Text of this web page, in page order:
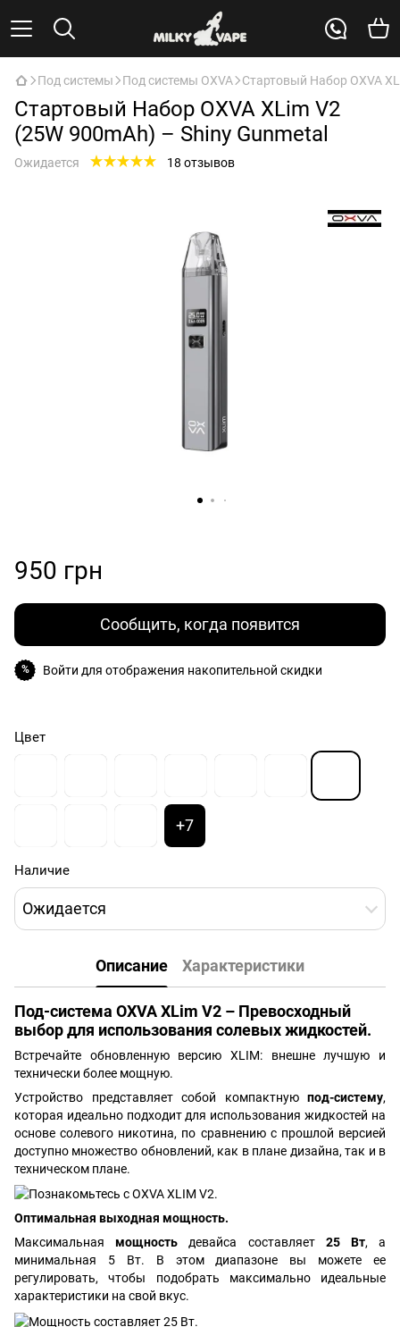
Под системы Под системы OXVA Стартовый Набор OXVA
Стартовый Набор OXVA XLim V2
(25W 900mAh) – Shiny Gunmetal
Ожидается 18 отзывов
950 грн
Сообщить, когда появится
% Войти для отображения накопительной скидки
Цвет
+7
Наличие
Ожидается
Описание Характеристики
Под-система OXVA XLim V2 – Превосходный
выбор для использования солевых жидкостей.
Встречайте обновленную версию XLIM: внешне лучшую и
технически более мощную.
Устройство представляет собой компактную под-систему,
которая идеально подходит для использования жидкостей на
основе солевого никотина, по сравнению с прошлой версией
доступно множество обновлений, как в плане дизайна, так и в
техническом плане.
Оптимальная выходная мощность.
Максимальнаямощностьдевайса составляет 25 Вт, а
минимальная 5 Вт. В этом диапазоне вы можете ее
регулировать, чтобы подобрать максимально идеальные
характеристики на свой вкус.